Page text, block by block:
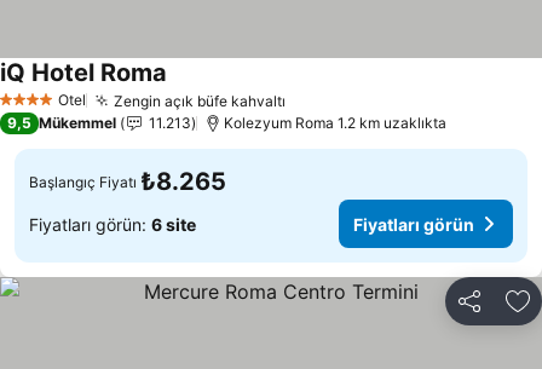
4 Yıldız Otel Zengin açık büfe kahvaltı
iQ Hotel Roma
9,5 Mükemmel 11.213 Kolezyum Roma 1.2 km uzaklıkta
Başlangıç Fiyatı ₺8.265
Fiyatları görün: 6 site Fiyatları görün
Paylaş